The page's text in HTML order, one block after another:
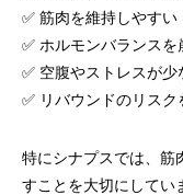
✅ 筋肉を維持しやすい
✅ ホルモンバランスを
✅ 空腹やストレスが
✅ リバウンドのリスク
特にシナプスでは、筋
すことを大切にしてい